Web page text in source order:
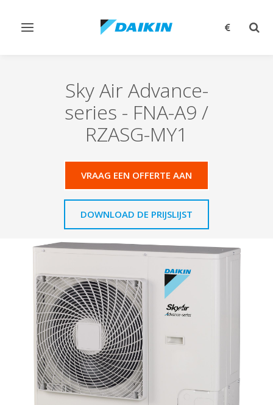
Navigatie
Sky Air Advance-
series - FNA-A9 /
RZASG-MY1
VRAAG EEN OFFERTE AAN
DOWNLOAD DE PRIJSLIJST